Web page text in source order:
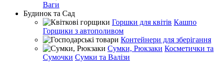
Ваги
Будинок та Сад
Горшки для квітів Кашпо
Горщики з автополивом
Контейнери для зберігання
Сумки, Рюкзаки Косметички та
Сумочки Сумки та Валізи